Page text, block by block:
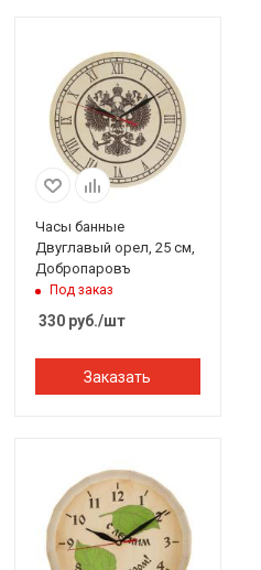
Часы банные
Двуглавый орел, 25 см,
Добропаровъ
Под заказ
330руб./шт
Заказать